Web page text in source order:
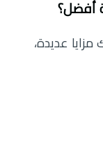
أفضل؟
عديدة،